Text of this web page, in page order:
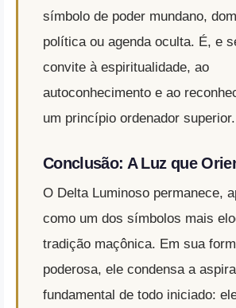
símbolo de poder mundano,
política ou agenda oculta. É, e
convite à espiritualidade, ao
autoconhecimento e ao
um princípio ordenador superior.
Conclusão: A Luz que
O Delta Luminoso permanece,
como um dos símbolos mais
tradição maçônica. Em sua
poderosa, ele condensa a
fundamental de todo iniciado: